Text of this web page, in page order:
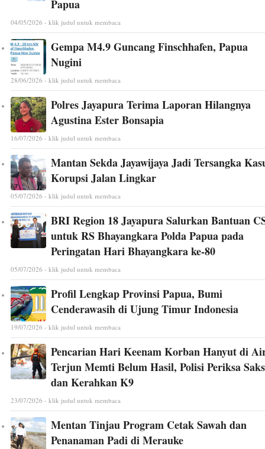
Papua
04/05/2026 - klik judul untuk membaca
Gempa M4.9 Guncang Finschhafen, Papua
Nugini
28/06/2026 - klik judul untuk membaca
Polres Jayapura Terima Laporan Hilangnya
Agustina Ester Bonsapia
16/07/2026 - klik judul untuk membaca
Mantan Sekda Jayawijaya Jadi Tersangka
Korupsi Jalan Lingkar
05/07/2026 - klik judul untuk membaca
BRI Region 18 Jayapura Salurkan Bantuan
untuk RS Bhayangkara Polda Papua pada
Peringatan Hari Bhayangkara ke-80
05/07/2026 - klik judul untuk membaca
Profil Lengkap Provinsi Papua, Bumi
Cenderawasih di Ujung Timur Indonesia
19/07/2026 - klik judul untuk membaca
Pencarian Hari Keenam Korban Hanyut di
Terjun Memti Belum Hasil, Polisi Periksa
dan Kerahkan K9
23/07/2026 - klik judul untuk membaca
Mentan Tinjau Program Cetak Sawah dan
Penanaman Padi di Merauke